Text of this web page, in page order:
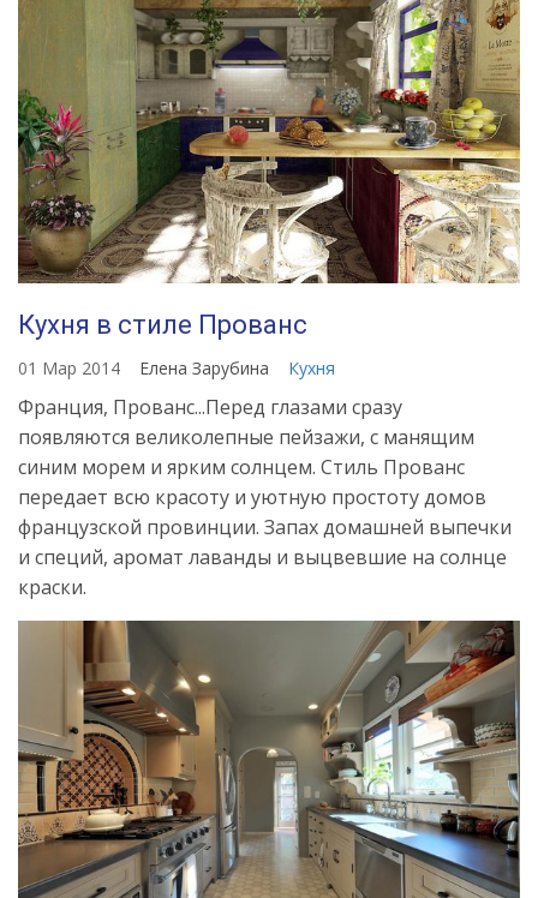
Кухня в стиле Прованс
01 Мар 2014 Елена Зарубина Кухня
Франция, Прованс...Перед глазами сразу
появляются великолепные пейзажи, с манящим
синим морем и ярким солнцем. Стиль Прованс
передает всю красоту и уютную простоту домов
французской провинции. Запах домашней выпечки
и специй, аромат лаванды и выцвевшие на солнце
краски.